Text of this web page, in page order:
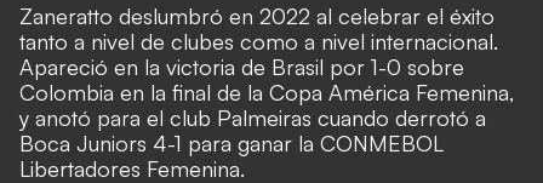
Zaneratto deslumbró en 2022 al celebrar el éxito
tanto a nivel de clubes como a nivel internacional.
Apareció en la victoria de Brasil por 1-0 sobre
Colombia en la final de la Copa América Femenina,
y anotó para el club Palmeiras cuando derrotó a
Boca Juniors 4-1 para ganar la CONMEBOL
Libertadores Femenina.